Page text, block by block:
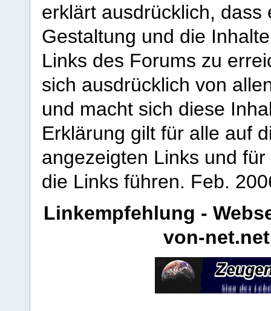
erklärt ausdrücklich,
Gestaltung und die
Links des Forums zu
sich ausdrücklich von
und macht sich diese
Erklärung gilt für alle auf
angezeigten Links und
die Links führen. Feb.
Linkempfehlung -
von-net.net